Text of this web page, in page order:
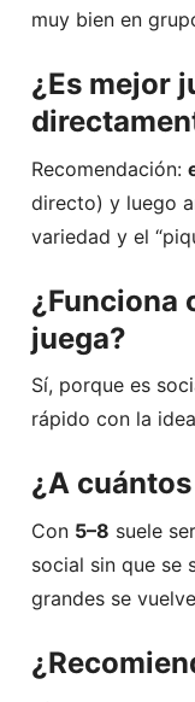
muy bien en
¿Es mejor
Recomendación:
directo) y luego
variedad y el
¿Funciona
juega?
Sí, porque es
rápido con la
¿A
Con 5–8 suele
social sin que se
grandes se